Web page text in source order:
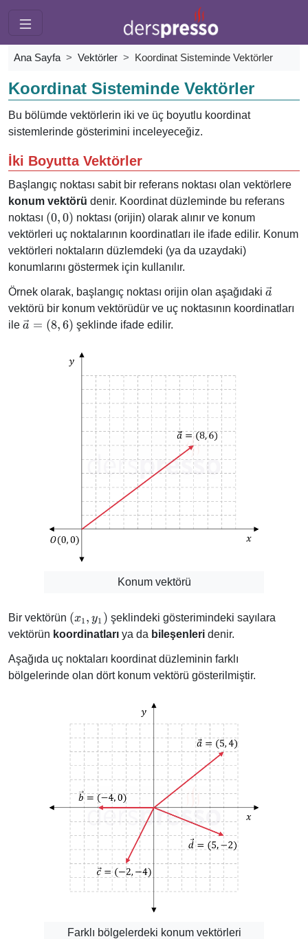
Ana Sayfa Vektörler Koordinat Sisteminde Vektörler
Koordinat Sisteminde Vektörler
Bu bölümde vektörlerin iki ve üç boyutlu koordinat
sistemlerinde gösterimini inceleyeceğiz.
İki Boyutta Vektörler
Başlangıç noktası sabit bir referans noktası olan vektörlere
konum vektörü denir. Koordinat düzleminde bu referans
noktası (0,
0)
(0,0) noktası (orijin) olarak alınır ve konum
vektörleri uç noktalarının koordinatları ile ifade edilir. Konum
vektörleri noktaların düzlemdeki (ya da uzaydaki)
konumlarını göstermek için kullanılır.
Örnek olarak, başlangıç noktası orijin olan aşağıdaki \vec{a}
a
vektörü bir konum vektörüdür ve uç noktasının koordinatları
ile \vec{a}
a = (8,6) şeklinde ifade edilir.
Konum vektörü
Bir vektörün (x_1,
y_1)
(x1 , y1 ) şeklindeki gösterimindeki sayılara
vektörün koordinatları ya da bileşenleri denir.
Aşağıda uç noktaları koordinat düzleminin farklı
bölgelerinde olan dört konum vektörü gösterilmiştir.
Farklı bölgelerdeki konum vektörleri